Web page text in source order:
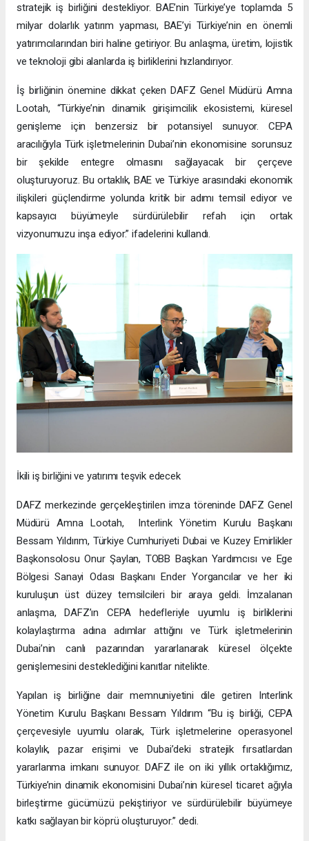
stratejik iş birliğini destekliyor. BAE’nin Türkiye’ye toplamda 5
milyar dolarlık yatırım yapması, BAE’yi Türkiye’nin en önemli
yatırımcılarından biri haline getiriyor. Bu anlaşma, üretim, lojistik
ve teknoloji gibi alanlarda iş birliklerini hızlandırıyor.
İş birliğinin önemine dikkat çeken DAFZ Genel Müdürü Amna
Lootah, “Türkiye’nin dinamik girişimcilik ekosistemi, küresel
genişleme için benzersiz bir potansiyel sunuyor. CEPA
aracılığıyla Türk işletmelerinin Dubai’nin ekonomisine sorunsuz
bir şekilde entegre olmasını sağlayacak bir çerçeve
oluşturuyoruz. Bu ortaklık, BAE ve Türkiye arasındaki ekonomik
ilişkileri güçlendirme yolunda kritik bir adımı temsil ediyor ve
kapsayıcı büyümeyle sürdürülebilir refah için ortak
vizyonumuzu inşa ediyor.” ifadelerini kullandı.
İkili iş birliğini ve yatırımı teşvik edecek
DAFZ merkezinde gerçekleştirilen imza töreninde DAFZ Genel
Müdürü Amna Lootah, Interlink Yönetim Kurulu Başkanı
Bessam Yıldırım, Türkiye Cumhuriyeti Dubai ve Kuzey Emirlikler
Başkonsolosu Onur Şaylan, TOBB Başkan Yardımcısı ve Ege
Bölgesi Sanayi Odası Başkanı Ender Yorgancılar ve her iki
kuruluşun üst düzey temsilcileri bir araya geldi. İmzalanan
anlaşma, DAFZ’ın CEPA hedefleriyle uyumlu iş birliklerini
kolaylaştırma adına adımlar attığını ve Türk işletmelerinin
Dubai’nin canlı pazarından yararlanarak küresel ölçekte
genişlemesini desteklediğini kanıtlar nitelikte.
Yapılan iş birliğine dair memnuniyetini dile getiren Interlink
Yönetim Kurulu Başkanı Bessam Yıldırım “Bu iş birliği, CEPA
çerçevesiyle uyumlu olarak, Türk işletmelerine operasyonel
kolaylık, pazar erişimi ve Dubai’deki stratejik fırsatlardan
yararlanma imkanı sunuyor. DAFZ ile on iki yıllık ortaklığımız,
Türkiye’nin dinamik ekonomisini Dubai’nin küresel ticaret ağıyla
birleştirme gücümüzü pekiştiriyor ve sürdürülebilir büyümeye
katkı sağlayan bir köprü oluşturuyor.” dedi.